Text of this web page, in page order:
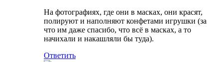
На фотографиях, где они в масках, они красят,
полируют и наполняют конфетами игрушки (за
что им даже спасибо, что всё в масках, а то
начихали и накашляли бы туда).
Ответить